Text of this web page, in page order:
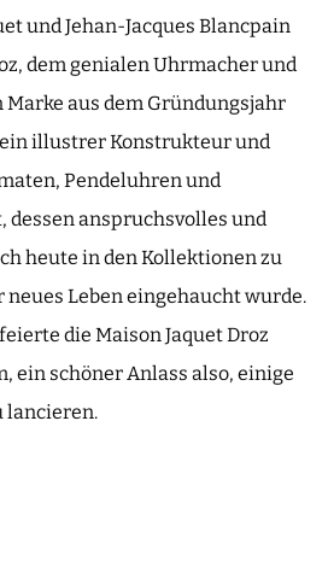
und Jehan-Jacques Blancpain
dem genialen Uhrmacher und
aus dem Gründungsjahr
ein illustrer Konstrukteur und
Pendeluhren und
dessen anspruchsvolles und
heute in den Kollektionen zu
neues Leben eingehaucht wurde.
die Maison Jaquet Droz
ein schöner Anlass also, einige
lancieren.